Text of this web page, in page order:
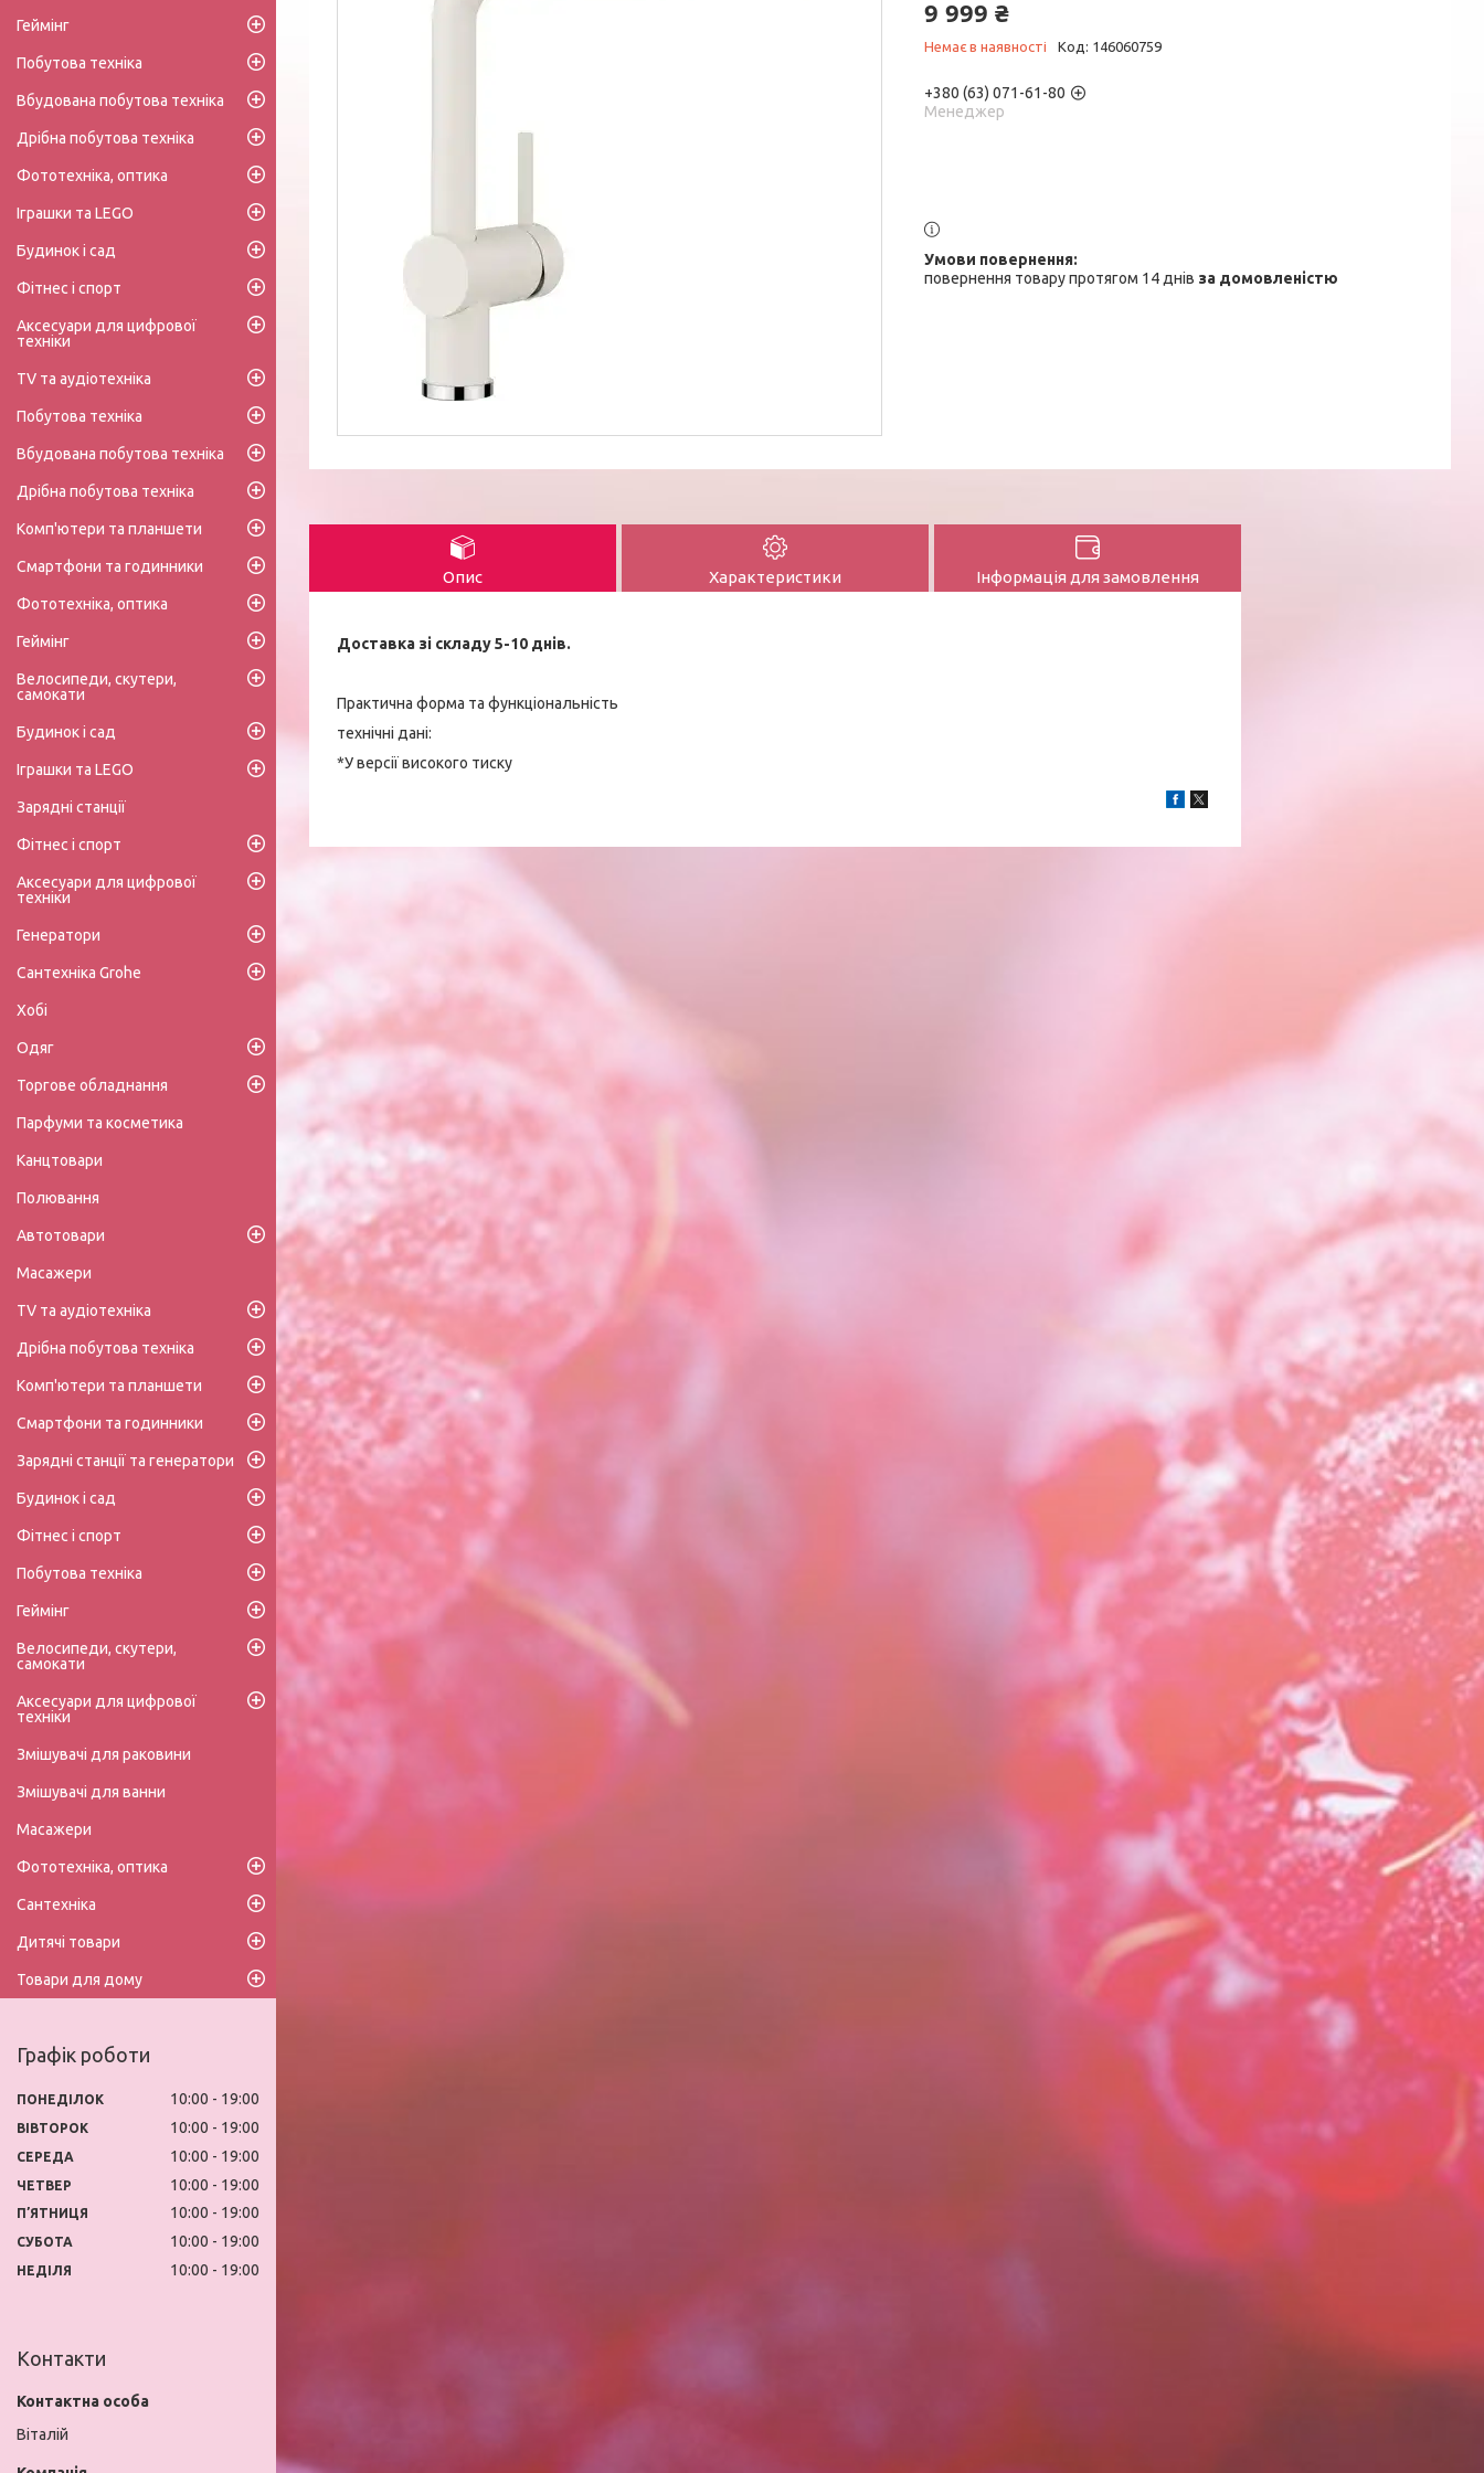
9 999 ₴
Немає в наявності Код: 146060759
+380 (63) 071-61-80
Менеджер
повернення товару протягом 14 днів за домовленістю
Опис Характеристики Інформація для замовлення
Доставка зі складу 5-10 днів.
Практична форма та функціональність
технічні дані:
*У версії високого тиску
Геймінг
Побутова техніка
Вбудована побутова техніка
Дрібна побутова техніка
Фототехніка, оптика
Іграшки та LEGO
Будинок і сад
Фітнес і спорт
Аксесуари для цифрової
техніки
TV та аудіотехніка
Побутова техніка
Вбудована побутова техніка
Дрібна побутова техніка
Комп'ютери та планшети
Смартфони та годинники
Фототехніка, оптика
Геймінг
Велосипеди, скутери,
самокати
Будинок і сад
Іграшки та LEGO
Зарядні станції
Фітнес і спорт
Аксесуари для цифрової
техніки
Генератори
Сантехніка Grohe
Хобі
Одяг
Торгове обладнання
Парфуми та косметика
Канцтовари
Полювання
Автотовари
Масажери
TV та аудіотехніка
Дрібна побутова техніка
Комп'ютери та планшети
Смартфони та годинники
Зарядні станції та генератори
Будинок і сад
Фітнес і спорт
Побутова техніка
Геймінг
Велосипеди, скутери,
самокати
Аксесуари для цифрової
техніки
Змішувачі для раковини
Змішувачі для ванни
Масажери
Фототехніка, оптика
Сантехніка
Дитячі товари
Товари для дому
Графік роботи
ПОНЕДІЛОК 10:00 19:00
ВІВТОРОК 10:00 19:00
СЕРЕДА 10:00 19:00
ЧЕТВЕР 10:00 19:00
ПʼЯТНИЦЯ 10:00 19:00
СУБОТА 10:00 19:00
НЕДІЛЯ 10:00 19:00
Контакти
Віталій